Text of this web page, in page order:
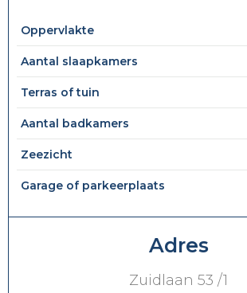
Oppervlakte
Aantal slaapkamers
Terras of tuin
Aantal badkamers
Zeezicht
Garage of parkeerplaats
Adres
Zuidlaan 53 /1